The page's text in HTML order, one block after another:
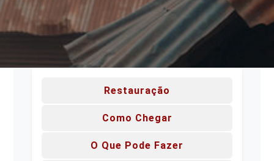
Restauração
Como Chegar
O Que Pode Fazer